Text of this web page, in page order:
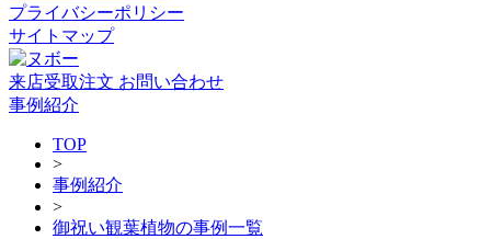
プライバシーポリシー
サイトマップ
来店受取注文 お問い合わせ
事例紹介
TOP
>
事例紹介
>
御祝い観葉植物の事例一覧